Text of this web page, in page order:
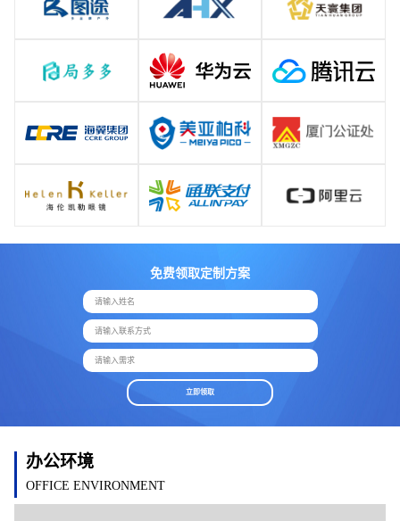
免费领取定制方案
请输入姓名
请输入联系方式
请输入需求
立即领取
办公环境
OFFICE ENVIRONMENT